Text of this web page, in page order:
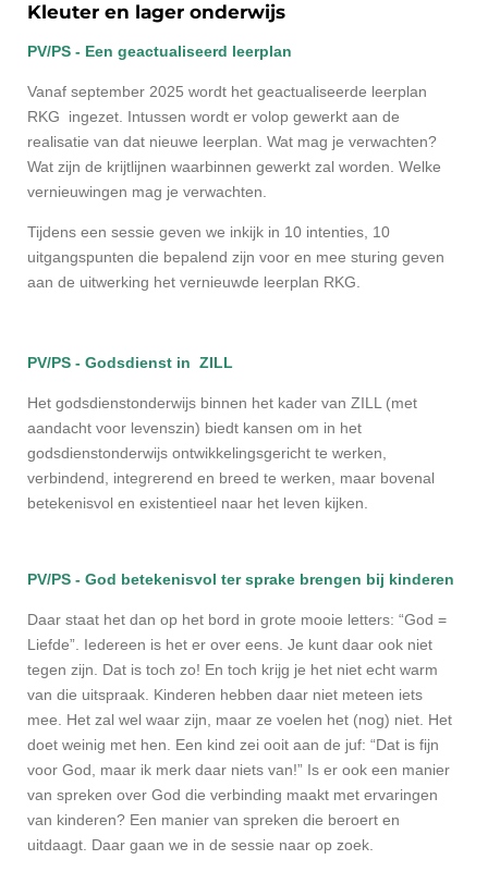
Kleuter en lager onderwijs
PV/PS - Een geactualiseerd leerplan
Vanaf september 2025 wordt het geactualiseerde leerplan
RKG ingezet. Intussen wordt er volop gewerkt aan de
realisatie van dat nieuwe leerplan. Wat mag je verwachten?
Wat zijn de krijtlijnen waarbinnen gewerkt zal worden. Welke
vernieuwingen mag je verwachten.
Tijdens een sessie geven we inkijk in 10 intenties, 10
uitgangspunten die bepalend zijn voor en mee sturing geven
aan de uitwerking het vernieuwde leerplan RKG.
PV/PS - Godsdienst in ZILL
Het godsdienstonderwijs binnen het kader van ZILL (met
aandacht voor levenszin) biedt kansen om in het
godsdienstonderwijs ontwikkelingsgericht te werken,
verbindend, integrerend en breed te werken, maar bovenal
betekenisvol en existentieel naar het leven kijken.
PV/PS - God betekenisvol ter sprake brengen bij kinderen
Daar staat het dan op het bord in grote mooie letters: “God =
Liefde”. Iedereen is het er over eens. Je kunt daar ook niet
tegen zijn. Dat is toch zo! En toch krijg je het niet echt warm
van die uitspraak. Kinderen hebben daar niet meteen iets
mee. Het zal wel waar zijn, maar ze voelen het (nog) niet. Het
doet weinig met hen. Een kind zei ooit aan de juf: “Dat is fijn
voor God, maar ik merk daar niets van!” Is er ook een manier
van spreken over God die verbinding maakt met ervaringen
van kinderen? Een manier van spreken die beroert en
uitdaagt. Daar gaan we in de sessie naar op zoek.